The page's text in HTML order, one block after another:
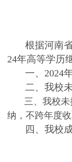
根据河南
24年高等学历
一、2024
二、我校
三、我校
纳，不跨年度
四、我校